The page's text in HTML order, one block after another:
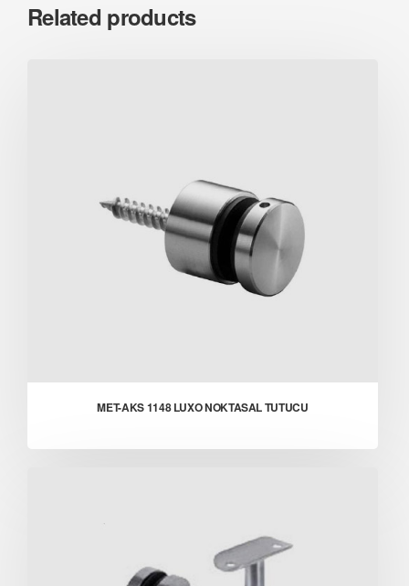
Related products
MET-AKS 1148 LUXO NOKTASAL TUTUCU